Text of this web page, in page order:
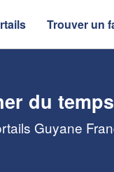
Trouver un
du
Guyane